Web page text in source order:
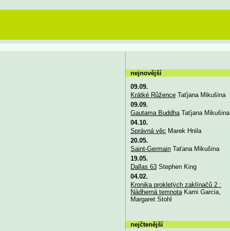
nejnovější
09.09.
Krátké RůženceTaťjana Mikušina
09.09.
Gautama BuddhaTaťjana Mikušina
04.10.
Správná věc Marek Hnila
20.05.
Saint-GermainTaťana Mikušina
19.05.
Dallas 63Stephen King
04.02.
Kronika prokletých zaklínačů 2 :
Nádherná temnotaKami Garcia,
Margaret Stohl
nejčtenější